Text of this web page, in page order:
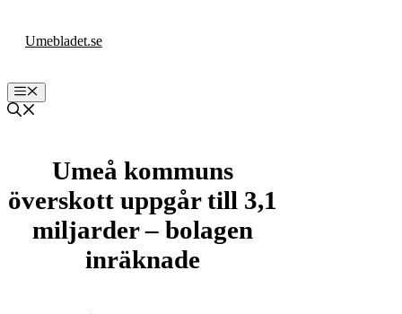
Umebladet.se
Meny
Umeå kommuns
överskott uppgår till 3,1
miljarder – bolagen
inräknade